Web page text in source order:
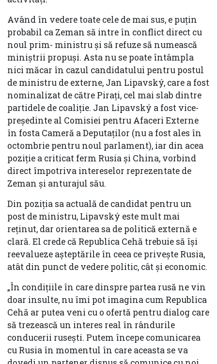
Având în vedere toate cele de mai sus, e puțin
probabil ca Zeman să intre în conflict direct cu
noul prim- ministru și să refuze să numească
miniștrii propuși. Asta nu se poate întâmpla
nici măcar în cazul candidatului pentru postul
de ministru de externe, Jan Lipavský, care a fost
nominalizat de către Pirați, cel mai slab dintre
partidele de coaliție. Jan Lipavský a fost vice-
președinte al Comisiei pentru Afaceri Externe
în fosta Cameră a Deputaților (nu a fost ales în
octombrie pentru noul parlament), iar din acea
poziție a criticat ferm Rusia și China, vorbind
direct împotriva intereselor reprezentate de
Zeman și anturajul său.
Din poziția sa actuală de candidat pentru un
post de ministru, Lipavský este mult mai
reținut, dar orientarea sa de politică externă e
clară. El crede că Republica Cehă trebuie să își
reevalueze așteptările în ceea ce privește Rusia,
atât din punct de vedere politic, cât și economic.
„În condițiile în care dinspre partea rusă ne vin
doar insulte, nu îmi pot imagina cum Republica
Cehă ar putea veni cu o ofertă pentru dialog care
să trezească un interes real în rândurile
conducerii rusești. Putem începe comunicarea
cu Rusia în momentul în care aceasta se va